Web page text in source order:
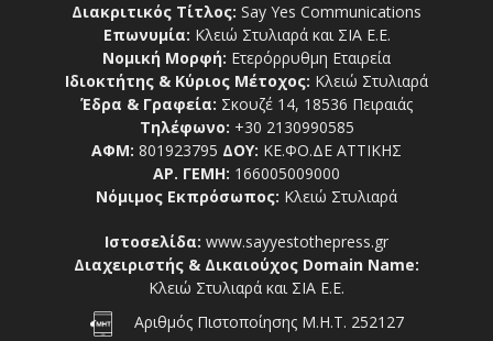
Διακριτικός Τίτλος: Say Yes Communications
Επωνυμία: Κλειώ Στυλιαρά και ΣΙΑ Ε.Ε.
Νομική Μορφή: Ετερόρρυθμη Εταιρεία
Ιδιοκτήτης & Κύριος Μέτοχος: Κλειώ Στυλιαρά
Έδρα & Γραφεία: Σκουζέ 14, 18536 Πειραιάς
Τηλέφωνο: +30 2130990585
ΑΦΜ: 801923795 ΔΟΥ: ΚΕ.ΦΟ.ΔΕ ΑΤΤΙΚΗΣ
ΑΡ. ΓΕΜΗ: 166005009000
Νόμιμος Εκπρόσωπος: Κλειώ Στυλιαρά
Ιστοσελίδα: www.sayyestothepress.gr
Διαχειριστής & Δικαιούχος Domain Name:
Κλειώ Στυλιαρά και ΣΙΑ Ε.Ε.
Αριθμός Πιστοποίησης Μ.Η.Τ. 252127